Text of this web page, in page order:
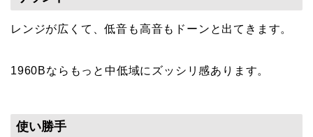
レンジが広くて、低音も高音もドーンと出てきます。
1960Bならもっと中低域にズッシリ感あります。
使い勝手